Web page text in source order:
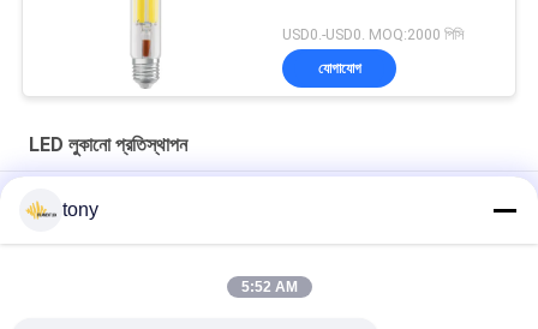
USD0.-USD0. MOQ:2000 পিসি
যোগাযোগ
LED লুকানো প্রতিস্থাপন
বাল্ব tony
5:52 AM